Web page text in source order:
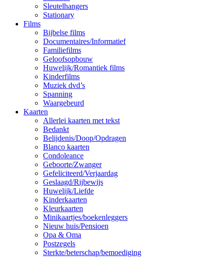
Sleutelhangers
Stationary
Films
Bijbelse films
Documentaires/Informatief
Familiefilms
Geloofsopbouw
Huwelijk/Romantiek films
Kinderfilms
Muziek dvd’s
Spanning
Waargebeurd
Kaarten
Allerlei kaarten met tekst
Bedankt
Belijdenis/Doop/Opdragen
Blanco kaarten
Condoleance
Geboorte/Zwanger
Gefeliciteerd/Verjaardag
Geslaagd/Rijbewijs
Huwelijk/Liefde
Kinderkaarten
Kleurkaarten
Minikaartjes/boekenleggers
Nieuw huis/Pensioen
Opa & Oma
Postzegels
Sterkte/beterschap/bemoediging